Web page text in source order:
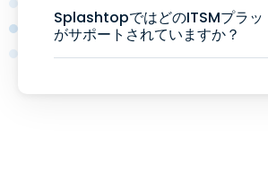
SplashtopではどのITSMプラッ
がサポートされていますか？